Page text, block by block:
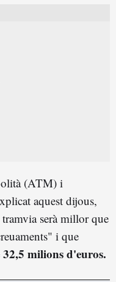
(ATM) i
aquest dijous,
serà millor que
i que
32,5 milions d'euros.